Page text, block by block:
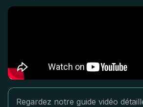
Regardez notre guide vidéo